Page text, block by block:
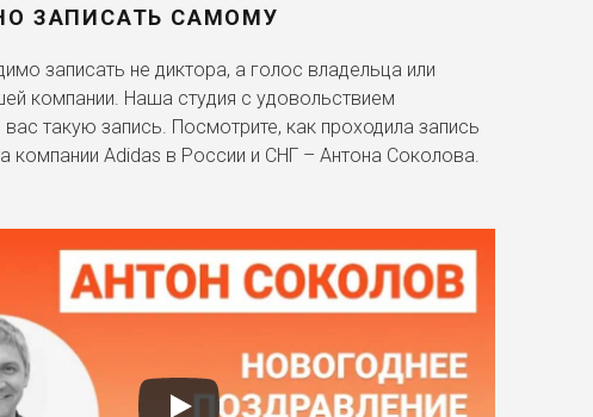
ЗАПИСАТЬ САМОМУ
записать не диктора, а голос владельца или
компании. Наша студия с удовольствием
вас такую запись. Посмотрите, как проходила запись
компании Adidas в России и СНГ – Антона Соколова.